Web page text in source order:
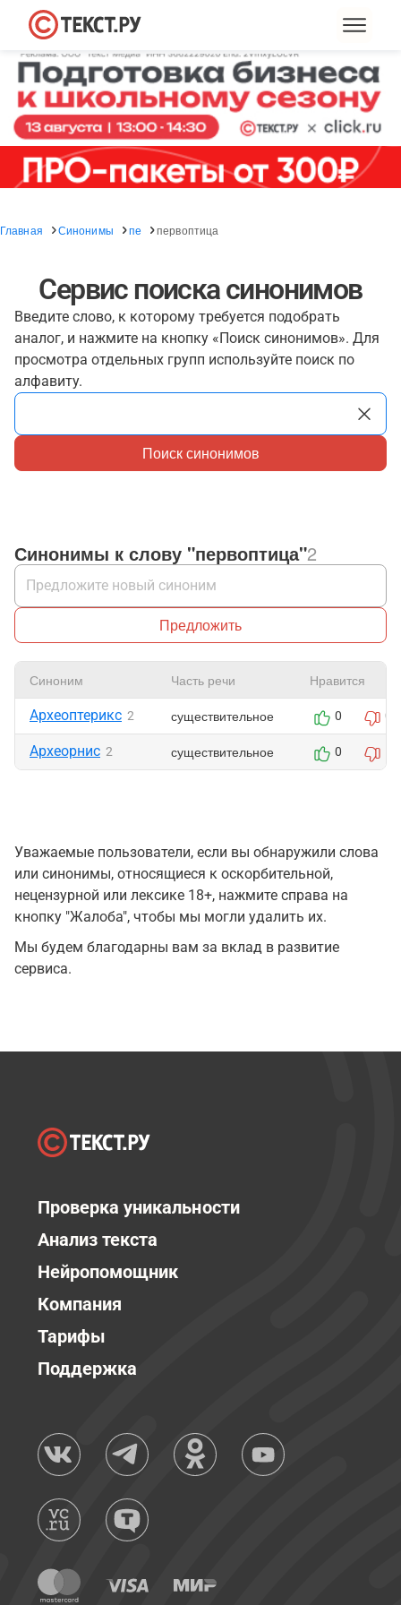
Главная Синонимы пе первоптица
Сервис поиска синонимов
Введите слово, к которому требуется подобрать
аналог, и нажмите на кнопку «Поиск синонимов». Для
просмотра отдельных групп используйте поиск по
алфавиту.
Поиск синонимов
Синонимы к слову "первоптица"2
Предложить
Синоним Часть речи Нравится
Археоптерикс 2 существительное 0 0
Археорнис 2 существительное 0
Уважаемые пользователи, если вы обнаружили слова
или синонимы, относящиеся к оскорбительной,
нецензурной или лексике 18+, нажмите справа на
кнопку "Жалоба", чтобы мы могли удалить их.
Мы будем благодарны вам за вклад в развитие
сервиса.
Проверка уникальности
Анализ текста
Нейропомощник
Компания
Тарифы
Поддержка